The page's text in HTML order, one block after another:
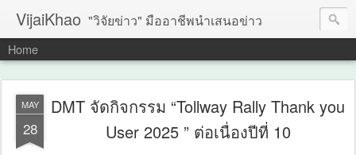
VijaiKhao "วิจัยข่าว" มืออาชีพนำเสนอข่าว
Home
MAY
28
DMT จัดกิจกรรม “Tollway Rally Thank you
User 2025 ” ต่อเนื่องปีที่ 10